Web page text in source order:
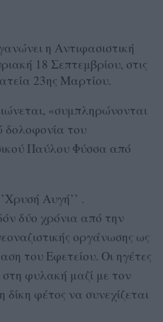
η Αντιφασιστική
18 Σεπτεμβρίου, στις
23ης Μαρτίου.
«συμπληρώνονται
δολοφονία του
Παύλου Φύσσα από
Αυγή’’ .
δύο χρόνια από την
οργάνωσης ως
του Εφετείου. Οι ηγέτες
φυλακή μαζί με τον
φέτος να συνεχίζεται